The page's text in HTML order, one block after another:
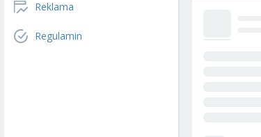
Reklama
Regulamin